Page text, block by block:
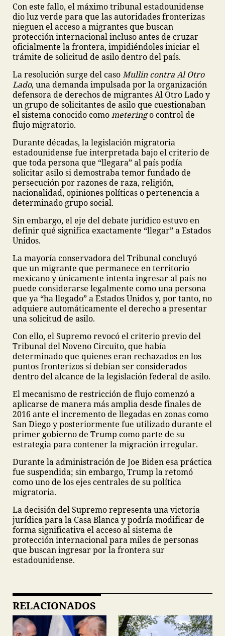
Con este fallo, el máximo tribunal estadounidense
dio luz verde para que las autoridades fronterizas
nieguen el acceso a migrantes que buscan
protección internacional incluso antes de cruzar
oficialmente la frontera, impidiéndoles iniciar el
trámite de solicitud de asilo dentro del país.
La resolución surge del casoMullin contra Al Otro
Lado, una demanda impulsada por la organización
defensora de derechos de migrantes Al Otro Lado y
un grupo de solicitantes de asilo que cuestionaban
el sistema conocido comometeringo control de
flujo migratorio.
Durante décadas, la legislación migratoria
estadounidense fue interpretada bajo el criterio de
que toda persona que “llegara” al país podía
solicitar asilo si demostraba temor fundado de
persecución por razones de raza, religión,
nacionalidad, opiniones políticas o pertenencia a
determinado grupo social.
Sin embargo, el eje del debate jurídico estuvo en
definir qué significa exactamente “llegar” a Estados
Unidos.
La mayoría conservadora del Tribunal concluyó
que un migrante que permanece en territorio
mexicano y únicamente intenta ingresar al país no
puede considerarse legalmente como una persona
que ya “ha llegado” a Estados Unidos y, por tanto, no
adquiere automáticamente el derecho a presentar
una solicitud de asilo.
Con ello, el Supremo revocó el criterio previo del
Tribunal del Noveno Circuito, que había
determinado que quienes eran rechazados en los
puntos fronterizos sí debían ser considerados
dentro del alcance de la legislación federal de asilo.
El mecanismo de restricción de flujo comenzó a
aplicarse de manera más amplia desde finales de
2016 ante el incremento de llegadas en zonas como
San Diego y posteriormente fue utilizado durante el
primer gobierno de Trump como parte de su
estrategia para contener la migración irregular.
Durante la administración de Joe Biden esa práctica
fue suspendida; sin embargo, Trump la retomó
como uno de los ejes centrales de su política
migratoria.
La decisión del Supremo representa una victoria
jurídica para la Casa Blanca y podría modificar de
forma significativa el acceso al sistema de
protección internacional para miles de personas
que buscan ingresar por la frontera sur
estadounidense.
RELACIONADOS